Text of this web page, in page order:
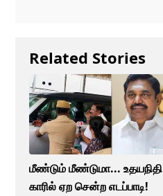
Related Stories
மீண்டும் மீண்டுமா... உதயநிதி
காரில் ஏற சென்ற எடப்பாடி!